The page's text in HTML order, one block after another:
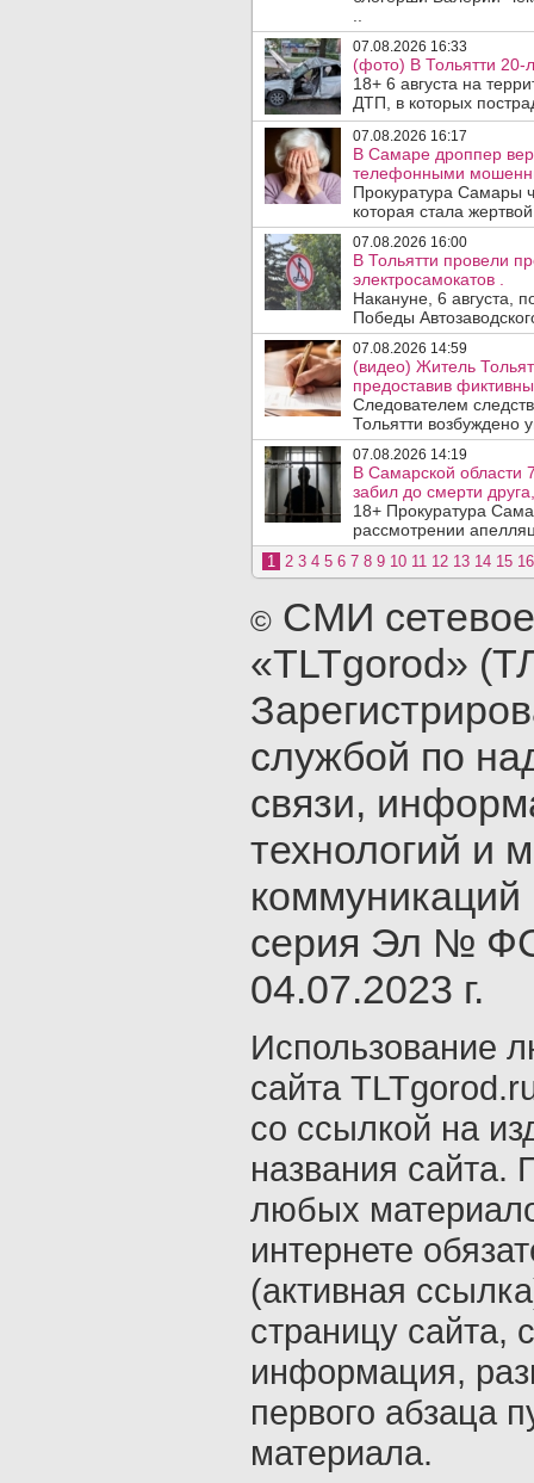
07.08.2026 16:33
(фото) В Тольятти 20-
18+ 6 августа на
ДТП, в которых
07.08.2026 16:17
В Самаре дроппер
телефонными
Прокуратура Самары
которая стала
07.08.2026 16:00
В Тольятти провели
электросамокатов .
Накануне, 6 августа,
Победы
07.08.2026 14:59
(видео) Житель
предоставив
Следователем
Тольятти возбуждено
07.08.2026 14:19
В Самарской области
забил до смерти
18+ Прокуратура
рассмотрении
1 2 3 4 5 6 7 8 9 10 11 12 13 14 15 16
© СМИ
«TLTgorod»
службой по
связи,
технологий и
серия Эл №
04.07.2023 г.
Использование
сайта
со ссылкой на
названия сайта.
любых
интернете
(активная
страницу сайта,
информация,
первого абзаца
материала.